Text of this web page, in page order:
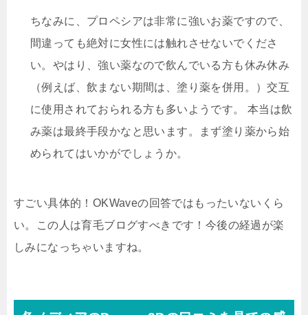
ちなみに、プロペシアは非常に強いお薬ですので、
間違っても絶対に女性には触れさせないでくださ
い。やはり、強い薬なので飲んでいる方も休み休み
（例えば、飲まない期間は、塗り薬を併用。）交互
に使用されておられる方も多いようです。 本当は飲
み薬は最終手段かなと思います。まず塗り薬から始
められてはいかがでしょうか。
すごい具体的！OKWaveの回答ではもったいないくら
い。この人は育毛ブログすべきです！今後の経過が楽
しみになっちゃいますね。